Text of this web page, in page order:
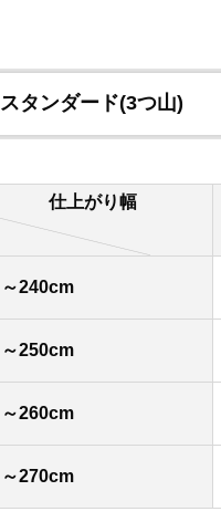
スタンダード(3つ山)
仕上がり幅
～240cm
～250cm
～260cm
～270cm